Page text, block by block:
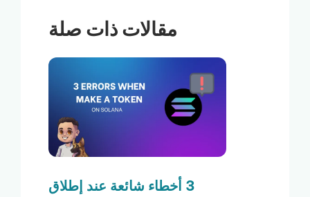
مقالات ذات صلة
3 أخطاء شائعة عند إطلاق